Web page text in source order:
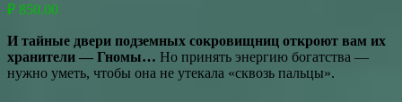
₽ 850.00
И тайные двери подземных сокровищниц откроют вам их
хранители — Гномы… Но принять энергию богатства —
нужно уметь, чтобы она не утекала «сквозь пальцы».